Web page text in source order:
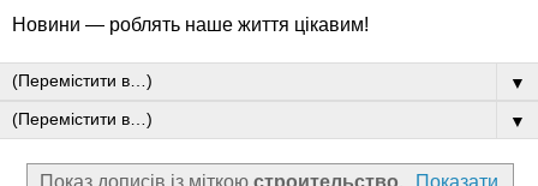
Новини — роблять наше життя цікавим!
▼
▼
Показ дописів із міткою строительство.
Показати